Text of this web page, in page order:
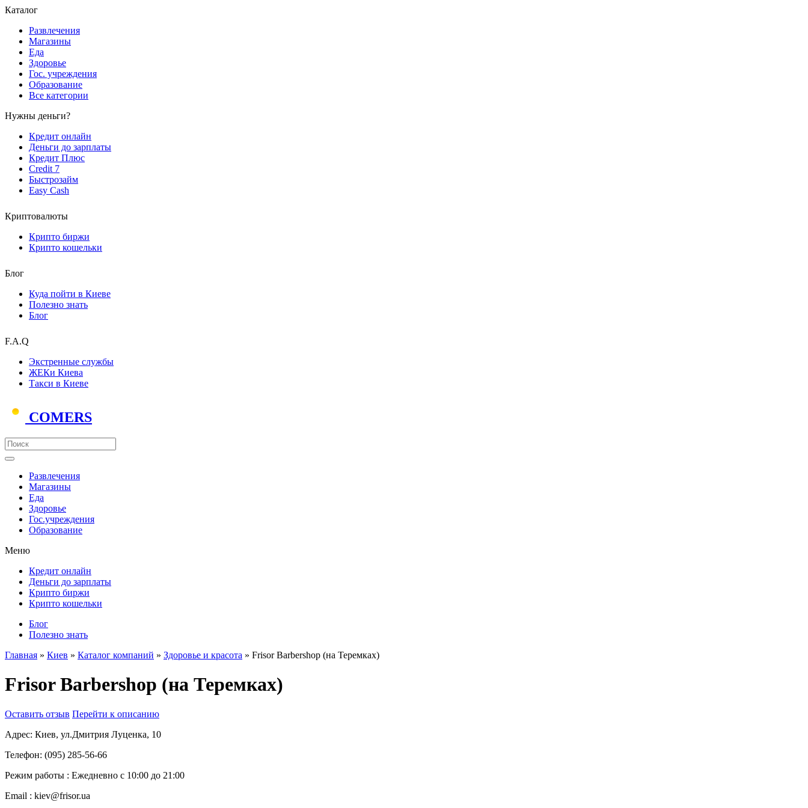
Каталог
Развлечения
Магазины
Еда
Здоровье
Гос. учреждения
Образование
Все категории
Нужны деньги?
Кредит онлайн
Деньги до зарплаты
Кредит Плюс
Credit 7
Быстрозайм
Easy Cash
Криптовалюты
Крипто биржи
Крипто кошельки
Блог
Куда пойти в Киеве
Полезно знать
Блог
F.A.Q
Экстренные службы
ЖЕКи Киева
Такси в Киеве
COMERS
Развлечения
Магазины
Еда
Здоровье
Гос.учреждения
Образование
Меню
Кредит онлайн
Деньги до зарплаты
Крипто биржи
Крипто кошельки
Блог
Полезно знать
Главная » Киев » Каталог компаний » Здоровье и красота » Frisor Barbershop (на Теремках)
Frisor Barbershop (на Теремках)
Оставить отзыв Перейти к описанию
Адрес: Киев, ул.Дмитрия Луценка, 10
Телефон: (095) 285-56-66
Режим работы : Ежедневно с 10:00 до 21:00
Email : kiev@frisor.ua